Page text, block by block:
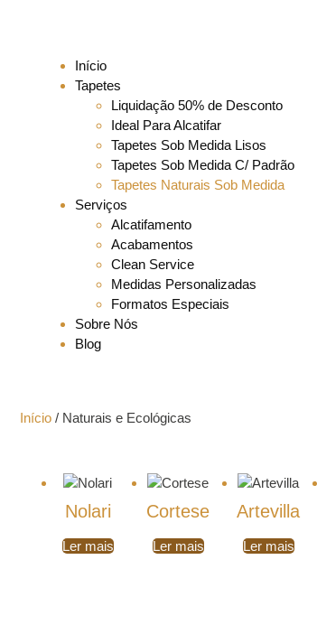
Início
Tapetes
Liquidação 50% de Desconto
Ideal Para Alcatifar
Tapetes Sob Medida Lisos
Tapetes Sob Medida C/ Padrão
Tapetes Naturais Sob Medida
Serviços
Alcatifamento
Acabamentos
Clean Service
Medidas Personalizadas
Formatos Especiais
Sobre Nós
Blog
Início / Naturais e Ecológicas
Nolari
Ler mais
Cortese
Ler mais
Artevilla
Ler mais